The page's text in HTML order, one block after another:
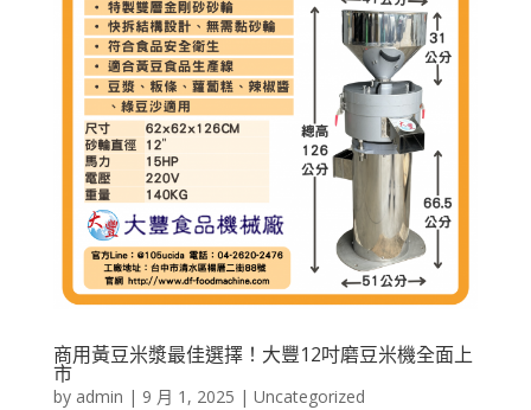
商用黃豆米漿最佳選擇！大豐12吋磨豆米機全面上
市
by admin | 9 月 1, 2025 | Uncategorized